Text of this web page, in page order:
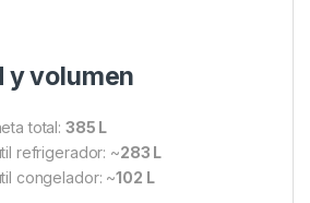
y volumen
total: 385 L
refrigerador: ~283 L
congelador: ~102 L